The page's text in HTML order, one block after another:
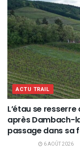
ACTU TRAIL
L’étau se
après Dambach-
passage dans sa
6 AOÛT 2026